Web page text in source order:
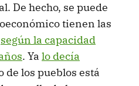
De hecho, se puede
tienen las
según la capacidad
. Ya lo decía
de los pueblos está